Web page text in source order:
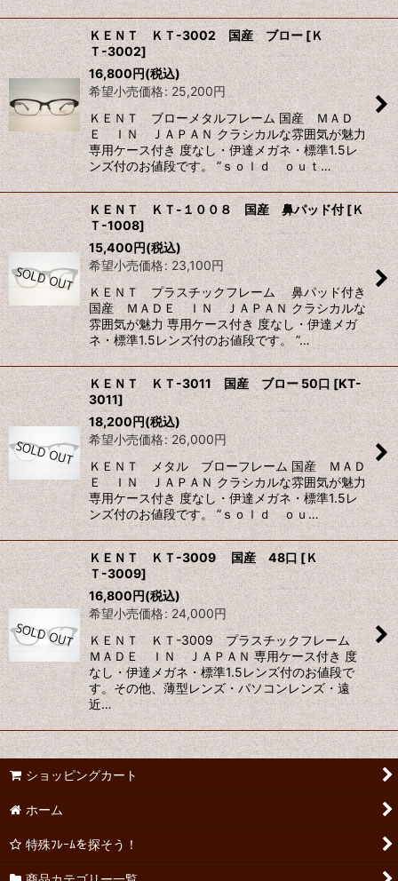
ＫＥＮＴ ＫＴ-3002 国産 ブロー[Ｋ
Ｔ-3002]
16,800円(税込)
希望小売価格: 25,200円
ＫＥＮＴ ブローメタルフレーム 国産 ＭＡＤ
Ｅ ＩＮ ＪＡＰＡＮ クラシカルな雰囲気が魅力
専用ケース付き 度なし・伊達メガネ・標準1.5レ
ンズ付のお値段です。 ”ｓｏｌｄ ｏｕｔ…
ＫＥＮＴ ＫＴ-１００８ 国産 鼻パッド付 [Ｋ
Ｔ-1008]
15,400円(税込)
希望小売価格: 23,100円
ＫＥＮＴ プラスチックフレーム 鼻パッド付き
国産 ＭＡＤＥ ＩＮ ＪＡＰＡＮ クラシカルな
雰囲気が魅力 専用ケース付き 度なし・伊達メガ
ネ・標準1.5レンズ付のお値段です。 ”…
ＫＥＮＴ ＫＴ-3011 国産 ブロー 50口 [KT-
3011]
18,200円(税込)
希望小売価格: 26,000円
ＫＥＮＴ メタル ブローフレーム 国産 ＭＡＤ
Ｅ ＩＮ ＪＡＰＡＮ クラシカルな雰囲気が魅力
専用ケース付き 度なし・伊達メガネ・標準1.5レ
ンズ付のお値段です。 ”ｓｏｌｄ ｏｕ…
ＫＥＮＴ ＫＴ-3009 国産 48口[Ｋ
Ｔ-3009]
16,800円(税込)
希望小売価格: 24,000円
ＫＥＮＴ ＫＴ-3009 プラスチックフレーム
ＭＡＤＥ ＩＮ ＪＡＰＡＮ 専用ケース付き 度
なし・伊達メガネ・標準1.5レンズ付のお値段で
す。その他、薄型レンズ・パソコンレンズ・遠
近…
ショッピングカート
ホーム
特殊ﾌﾚｰﾑを探そう！